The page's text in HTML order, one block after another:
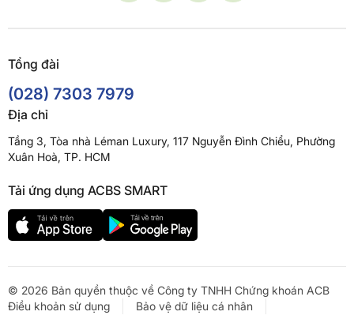
Tổng đài
(028) 7303 7979
Địa chỉ
Tầng 3, Tòa nhà Léman Luxury, 117 Nguyễn Đình Chiểu, Phường
Xuân Hoà, TP. HCM
Tải ứng dụng ACBS SMART
© 2026 Bản quyền thuộc về Công ty TNHH Chứng khoán ACB
Điều khoản sử dụng
Bảo vệ dữ liệu cá nhân